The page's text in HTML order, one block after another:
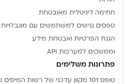
חתימה דיגיטלית מאובטחת
טפסים נגישים למשתמשים עם מוגבלויות
הגנת הפרטיות ואבטחת מידע
וממשקים למערכות API
פתרונות משלימים
טופס 101 מקוון עדכני של רשות המיסים מובנה במערכת